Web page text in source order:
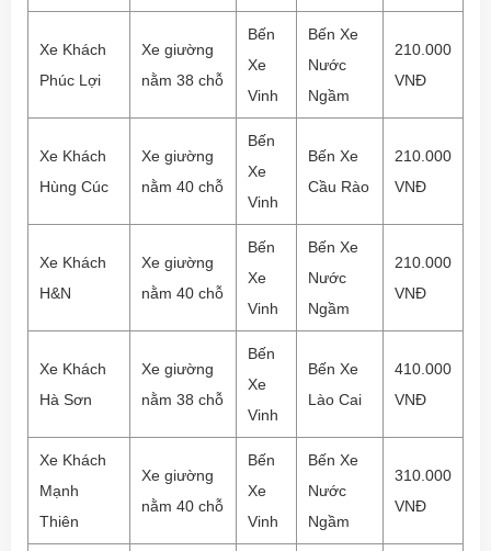
Xe Khách
Phúc Lợi
Xe giường
nằm 38 chỗ
Bến
Xe
Vinh
Bến Xe
Nước
Ngầm
210.000
VNĐ
Xe Khách
Hùng Cúc
Xe giường
nằm 40 chỗ
Bến
Xe
Vinh
Bến Xe
Cầu Rào
210.000
VNĐ
Xe Khách
H&N
Xe giường
nằm 40 chỗ
Bến
Xe
Vinh
Bến Xe
Nước
Ngầm
210.000
VNĐ
Xe Khách
Hà Sơn
Xe giường
nằm 38 chỗ
Bến
Xe
Vinh
Bến Xe
Lào Cai
410.000
VNĐ
Xe Khách
Mạnh
Thiên
Xe giường
nằm 40 chỗ
Bến
Xe
Vinh
Bến Xe
Nước
Ngầm
310.000
VNĐ